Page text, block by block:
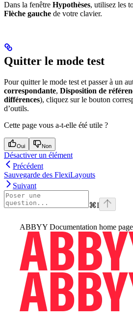
Dans la fenêtre Hypothèses, utilisez les
Flèche gauche de votre clavier.
Quitter le mode test
Pour quitter le mode test et passer à un
correspondante, Disposition de
différences), cliquez sur le bouton
d’outils.
Cette page vous a-t-elle été utile ?
Oui Non
Désactiver un élément
Précédent
Sauvegarde des FlexiLayouts
Suivant
⌘I
ABBYY Documentation home page